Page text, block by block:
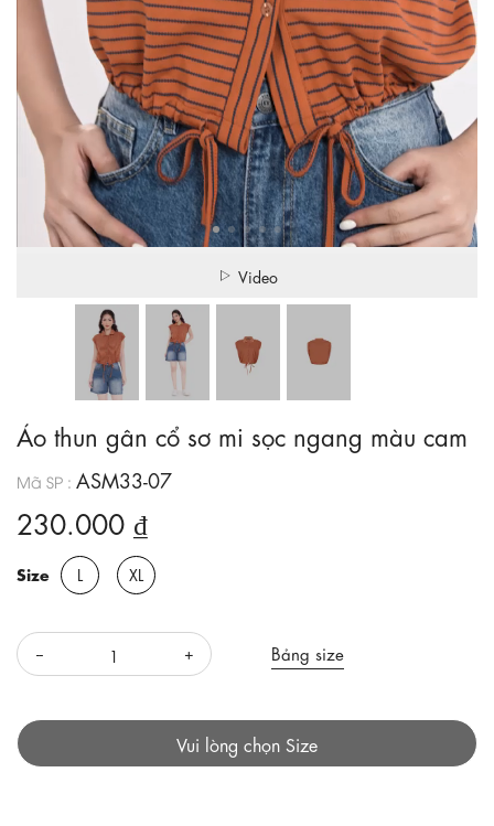
Video
Áo thun gân cổ sơ mi sọc ngang màu cam
Mã SP : ASM33-07
230.000 ₫
Size L XL
Bảng size
Vui lòng chọn Size